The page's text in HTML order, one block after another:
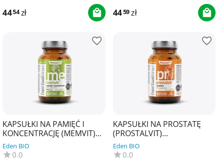
4454zł 4459zł
KAPSUŁKI NA PAMIĘĆ I
KONCENTRACJĘ (MEMVIT)
BEZGLUTENOWE 60 szt. -
PHARMOVIT (HERBALLINE)
Eden BIO
0.0
KAPSUŁKI NA PROSTATĘ
(PROSTALVIT)
BEZGLUTENOWE 60 szt. -
PHARMOVIT (HERBALLINE)
Eden BIO
0.0